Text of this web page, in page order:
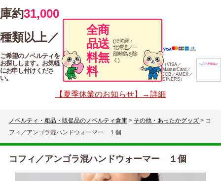
庫約31,000
種類以上／
ご希望のノベルティを
お探しします。お気軽
にお申し付けくださ
い。
全商
品送
料無
料
(※沖縄・
北海道／一
部離島を除
く)
（VISA／
MasterCard／
JCB／AMEX／
DINERS）
【夏季休業のお知らせ】→詳細
ノベルティ・粗品・販促品のノベルティ倉庫 > その他・あったかグッズ > コ
フィ／アンゴラ混ハンドウォーマー １個
コフィ／アンゴラ混ハンドウォーマー １個